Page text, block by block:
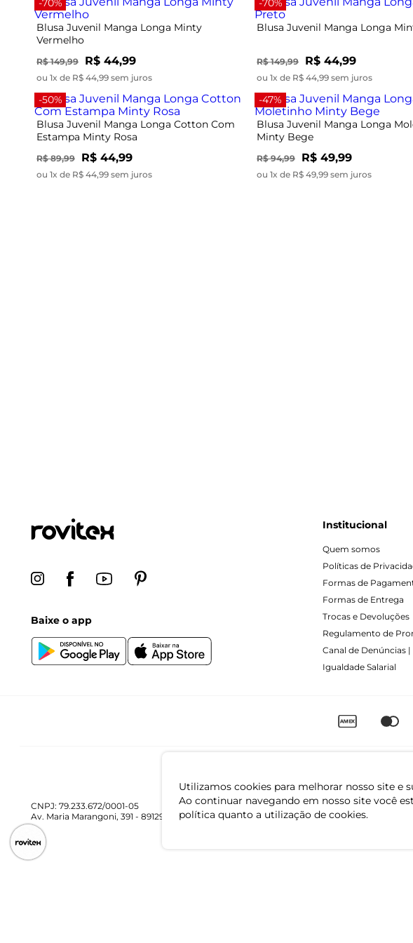
Utilizamos cookies para melhorar nosso site e
Ao continuar navegando em nosso site você
política quanto a utilização de cookies.
-70%
Blusa Juvenil Manga Longa Minty
Vermelho
R$ 149,99 R$ 44,99
ou 1x de R$ 44,99 sem juros
-70%
Blusa Juvenil Manga Longa
R$ 149,99 R$ 44,99
ou 1x de R$ 44,99 sem juros
-50%
Blusa Juvenil Manga Longa Cotton Com
Estampa Minty Rosa
R$ 89,99 R$ 44,99
ou 1x de R$ 44,99 sem juros
-47%
Blusa Juvenil Manga Longa
Minty Bege
R$ 94,99 R$ 49,99
ou 1x de R$ 49,99 sem juros
Baixe o app
Institucional
Quem somos
Políticas de
Formas de
Formas de Entrega
Trocas e Devoluções
Regulamento de
Canal de Denúncias |
Igualdade Salarial
CNPJ: 79.233.672/0001-05
Av. Maria Marangoni, 391 - 89129-080 - Luiz Alves - SC